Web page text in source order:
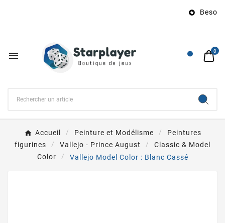
 Besoin
 0
Accueil Peinture et Modélisme
Peintures
figurines
Vallejo - Prince August
Classic & Model
Color
Vallejo Model Color : Blanc Cassé